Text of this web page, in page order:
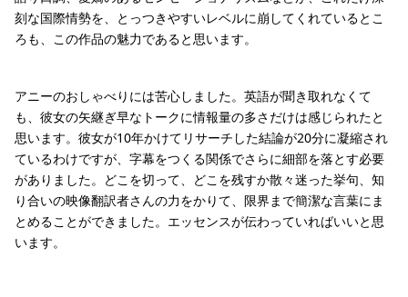
刻な国際情勢を、とっつきやすいレベルに崩してくれているとこ
ろも、この作品の魅力であると思います。
アニーのおしゃべりには苦心しました。英語が聞き取れなくて
も、彼女の矢継ぎ早なトークに情報量の多さだけは感じられたと
思います。彼女が10年かけてリサーチした結論が20分に凝縮され
ているわけですが、字幕をつくる関係でさらに細部を落とす必要
がありました。どこを切って、どこを残すか散々迷った挙句、知
り合いの映像翻訳者さんの力をかりて、限界まで簡潔な言葉にま
とめることができました。エッセンスが伝わっていればいいと思
います。